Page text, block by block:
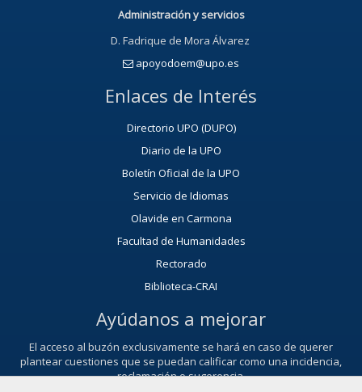
Administración y servicios
D. Fadrique de Mora Álvarez
apoyodoem@upo.es
Enlaces de Interés
Directorio UPO (DUPO)
Diario de la UPO
Boletín Oficial de la UPO
Servicio de Idiomas
Olavide en Carmona
Facultad de Humanidades
Rectorado
Biblioteca-CRAI
Ayúdanos a mejorar
El acceso al buzón exclusivamente se hará en caso de querer
plantear cuestiones que se puedan calificar como una incidencia,
reclamación o sugerencia.